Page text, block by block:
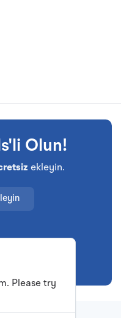
Olun!
ekleyin.
Please try